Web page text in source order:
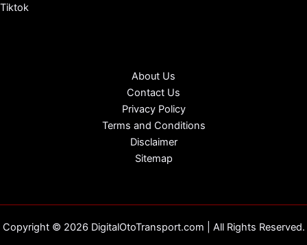
Tiktok
About Us
Contact Us
Privacy Policy
Terms and Conditions
Disclaimer
Sitemap
Copyright © 2026 DigitalOtoTransport.com | All Rights Reserved.